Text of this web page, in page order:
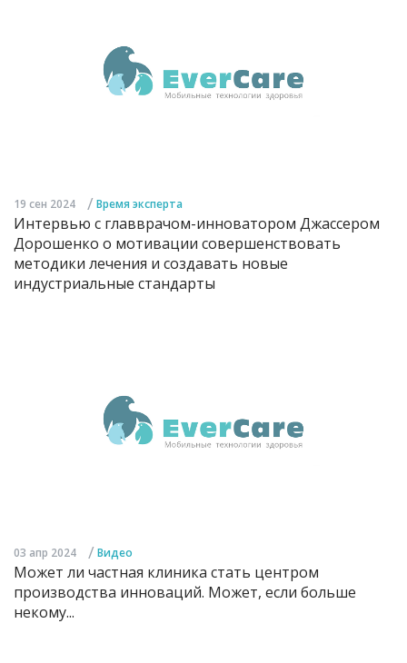
19 сен 2024 / Время эксперта
Интервью с главврачом-инноватором Джассером
Дорошенко о мотивации совершенствовать
методики лечения и создавать новые
индустриальные стандарты
03 апр 2024 / Видео
Может ли частная клиника стать центром
производства инноваций. Может, если больше
некому...